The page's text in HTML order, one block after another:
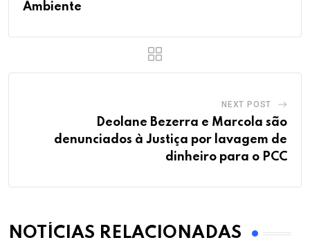
Ambiente
NEXT POST
Deolane Bezerra e Marcola são
denunciados à Justiça por lavagem de
dinheiro para o PCC
NOTÍCIAS RELACIONADAS